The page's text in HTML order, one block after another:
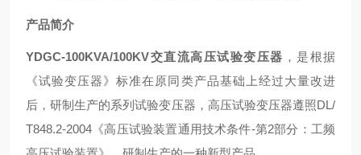
产品简介
YDGC-100KVA/100KV交直流高压试验变压器 ，是根据
《试验变压器》标准在原同类产品基础上经过大量改进
后，研制生产的系列试验变压器，高压试验变压器遵照DL/
T848.2-2004 《高压试验装置通用技术条件-第2部分：工频